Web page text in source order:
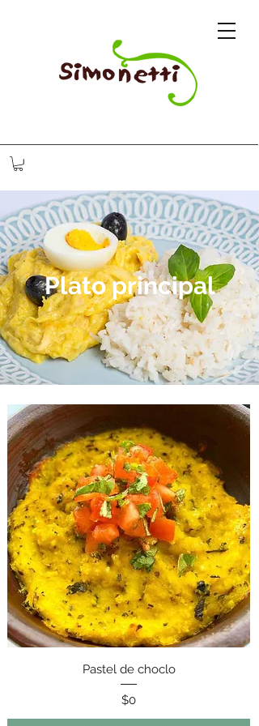
Plato principal
Pastel de choclo
Precio
$0